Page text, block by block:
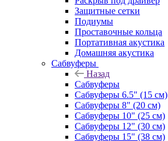
Защитные сетки
Подиумы
Проставочные кольца
Портативная акустика
Домашняя акустика
Сабвуферы
Назад
Сабвуферы
Сабвуферы 6.5" (15 см)
Сабвуферы 8" (20 см)
Сабвуферы 10" (25 см)
Сабвуферы 12" (30 см)
Сабвуферы 15" (38 см)